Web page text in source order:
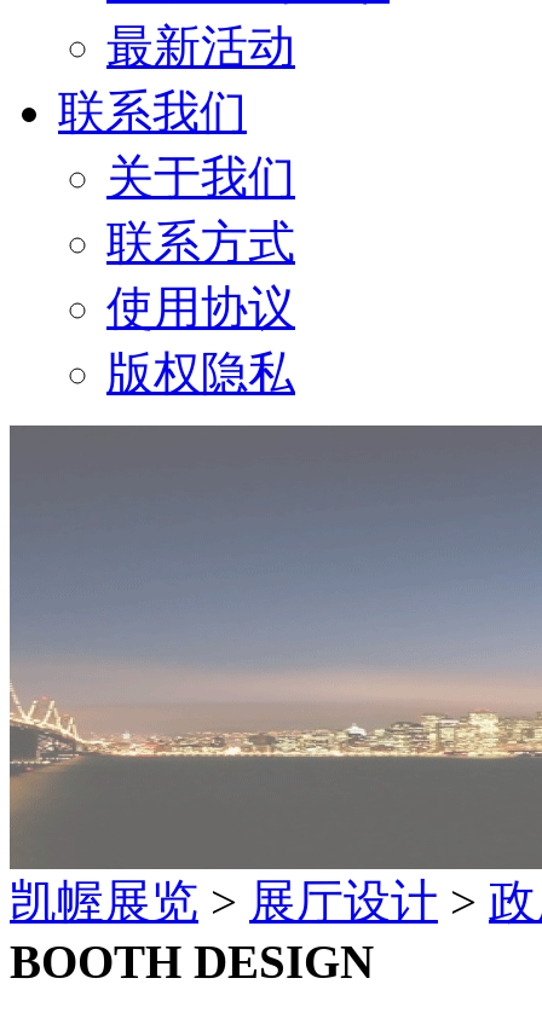
最新活动
联系我们
关于我们
联系方式
使用协议
版权隐私
凯幄展览 > 展厅设计 >
BOOTH DESIGN